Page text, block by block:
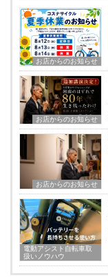
お店からのお知らせ
お店からのお知らせ
お店からのお知らせ
電動アシスト自転車取
扱いノウハウ